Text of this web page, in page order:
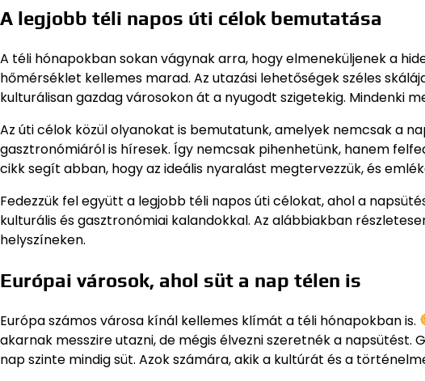
A legjobb téli napos úti célok bemutatása
A téli hónapokban sokan vágynak arra, hogy elmeneküljenek a
hőmérséklet kellemes marad. Az utazási lehetőségek széles
kulturálisan gazdag városokon át a nyugodt szigetekig. Mindenki
Az úti célok közül olyanokat is bemutatunk, amelyek nemcsak a
gasztronómiáról is híresek. Így nemcsak pihenhetünk, hanem
cikk segít abban, hogy az ideális nyaralást megtervezzük, és
Fedezzük fel együtt a legjobb téli napos úti célokat, ahol a
kulturális és gasztronómiai kalandokkal. Az alábbiakban
helyszíneken.
Európai városok, ahol süt a nap télen is
Európa számos városa kínál kellemes klímát a téli hónapokban is.
akarnak messzire utazni, de mégis élvezni szeretnék a napsütést.
nap szinte mindig süt. Azok számára, akik a kultúrát és a